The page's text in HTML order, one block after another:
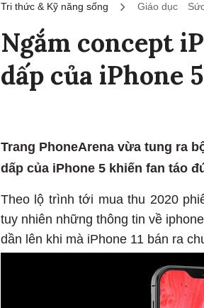
Tri thức & Kỹ năng sống Giáo dục
Ngắm concept
dấp của iPhone 5
Trang PhoneArena vừa tung ra
dấp của iPhone 5 khiến fan táo
Theo lộ trình tới mua thu 2020
tuy nhiên những thông tin về
dần lên khi mà iPhone 11 bán ra